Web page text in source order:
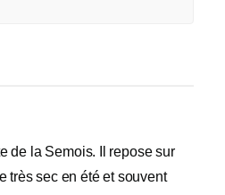
de la Semois. Il repose sur
très sec en été et souvent